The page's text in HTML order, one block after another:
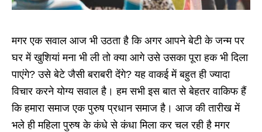
मगर एक सवाल आज भी उठता है कि अगर आपने बेटी के जन्म पर
घर में खुशियां मना भी ली तो क्या आगे उसे उसका पूरा हक भी दिला
पाएंगे? उसे बेटे जैसी बराबरी देंगे? यह वाकई में बहुत ही ज्यादा
विचार करने योग्य सवाल है। हम सभी इस बात से बेहतर वाकिफ हैं
कि हमारा समाज एक पुरुष प्रधान समाज है। आज की तारीख में
भले ही महिला पुरुष के कंधे से कंधा मिला कर चल रही है मगर